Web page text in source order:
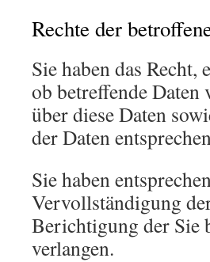
Rechte der
Sie haben das
ob betreffende
über diese Daten
der Daten
Sie haben
Vervollständigung
Berichtigung der Sie
verlangen.